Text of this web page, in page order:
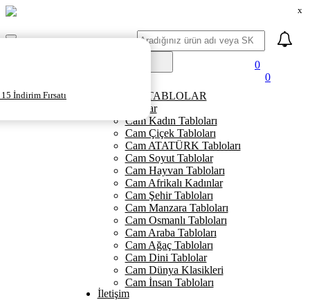
x
Mobil
Ara
İndirim Fırsatı
0
0
KANVAS TABLOLAR
Cam Tablolar
Cam Kadın Tabloları
Cam Çiçek Tabloları
Cam ATATÜRK Tabloları
Cam Soyut Tablolar
Cam Hayvan Tabloları
Cam Afrikalı Kadınlar
Cam Şehir Tabloları
Cam Manzara Tabloları
Cam Osmanlı Tabloları
Cam Araba Tabloları
Cam Ağaç Tabloları
Cam Dini Tablolar
Cam Dünya Klasikleri
Cam İnsan Tabloları
İletişim